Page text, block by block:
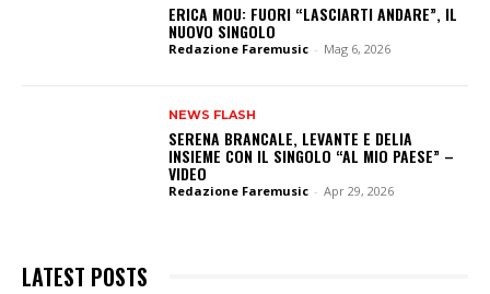
ERICA MOU: FUORI “LASCIARTI ANDARE”, IL
NUOVO SINGOLO
Redazione Faremusic - Mag 6, 2026
NEWS FLASH
SERENA BRANCALE, LEVANTE E DELIA
INSIEME CON IL SINGOLO “AL MIO PAESE” –
VIDEO
Redazione Faremusic - Apr 29, 2026
LATEST POSTS